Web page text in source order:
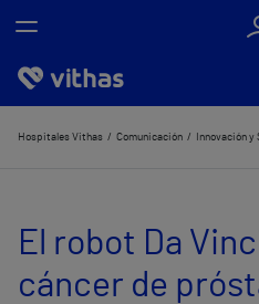
Nosotros
Servicios de salud
Equipo médico y asistencial
Hospitales Vithas Comunicación Innovación y
El robot Da
cáncer de